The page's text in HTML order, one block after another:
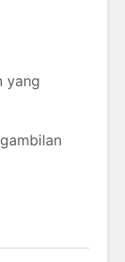
yang